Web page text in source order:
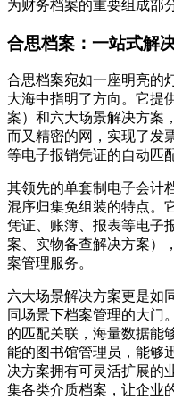
为财务档案的重要组成部
合思档案：一站式解
合思档案宛如一座明亮的
大海中指明了方向。它提
案）和六大场景解决方案
而又精密的网，实现了发
等电子报销凭证的自动匹
其领先的单套制电子会计
混序归集免组装的特点。
凭证、账簿、报表等电子
案、实物备查解决方案）
案管理服务。
六大场景解决方案更是如
同场景下档案管理的大门
的匹配关联，海量数据能
能的图书馆管理员，能够
决方案拥有可灵活扩展的
集各类介质档案，让企业